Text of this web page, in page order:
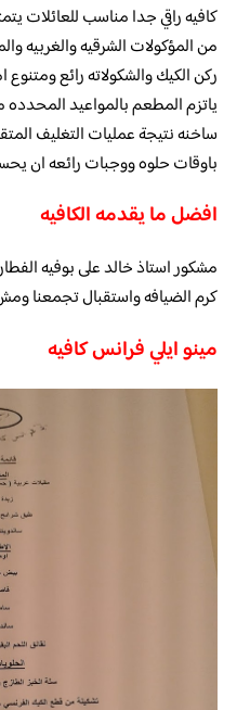
كافيه راقي جدا مناسب للعائلات
من المؤكولات الشرقيه والغربيه
ركن الكيك والشكولاته رائع ومتنوع
ياتزم المطعم بالمواعيد
ساخنه نتيجة عمليات التغليف
باوقات حلوه ووجبات رائعه ان
افضل ما يقدمه الكافيه
مشكور استاذ خالد على بوفيه
كرم الضيافه واستقبال تجمعنا
مينو ايلي فرانس كافيه